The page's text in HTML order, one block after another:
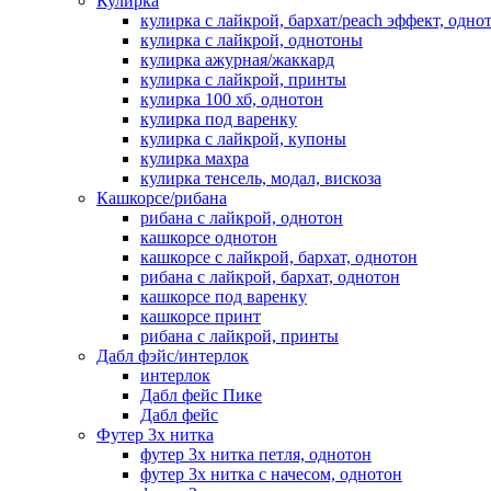
кулирка с лайкрой, бархат/peach эффект,
кулирка с лайкрой, однотоны
кулирка ажурная/жаккард
кулирка с лайкрой, принты
кулирка 100 хб, однотон
кулирка под варенку
кулирка с лайкрой, купоны
кулирка махра
кулирка тенсель, модал, вискоза
Кашкорсе/рибана
рибана с лайкрой, однотон
кашкорсе однотон
кашкорсе с лайкрой, бархат, однотон
рибана с лайкрой, бархат, однотон
кашкорсе под варенку
кашкорсе принт
рибана с лайкрой, принты
Дабл фэйс/интерлок
интерлок
Дабл фейс Пике
Дабл фейс
Футер 3х нитка
футер 3х нитка петля, однотон
футер 3х нитка с начесом, однотон